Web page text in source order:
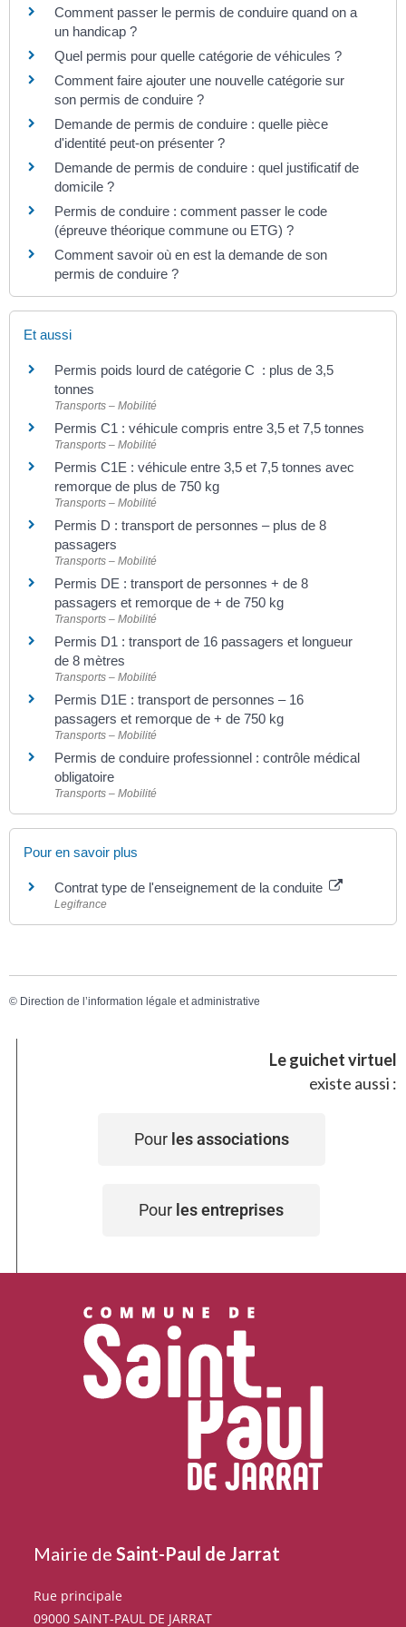
Comment passer le permis de conduire quand on a
un handicap ?
Quel permis pour quelle catégorie de véhicules ?
Comment faire ajouter une nouvelle catégorie sur
son permis de conduire ?
Demande de permis de conduire : quelle pièce
d'identité peut-on présenter ?
Demande de permis de conduire : quel justificatif de
domicile ?
Permis de conduire : comment passer le code
(épreuve théorique commune ou ETG) ?
Comment savoir où en est la demande de son
permis de conduire ?
Et aussi
Permis poids lourd de catégorie C : plus de 3,5
tonnes
Transports – Mobilité
Permis C1 : véhicule compris entre 3,5 et 7,5 tonnes
Transports – Mobilité
Permis C1E : véhicule entre 3,5 et 7,5 tonnes avec
remorque de plus de 750 kg
Transports – Mobilité
Permis D : transport de personnes – plus de 8
passagers
Transports – Mobilité
Permis DE : transport de personnes + de 8
passagers et remorque de + de 750 kg
Transports – Mobilité
Permis D1 : transport de 16 passagers et longueur
de 8 mètres
Transports – Mobilité
Permis D1E : transport de personnes – 16
passagers et remorque de + de 750 kg
Transports – Mobilité
Permis de conduire professionnel : contrôle médical
obligatoire
Transports – Mobilité
Pour en savoir plus
Contrat type de l'enseignement de la conduite
Legifrance
© Direction de l’information légale et administrative
Le guichet virtuel
existe aussi :
Pour les associations
Pour les entreprises
Mairie deSaint-Paul de Jarrat
Rue principale
09000 SAINT-PAUL DE JARRAT